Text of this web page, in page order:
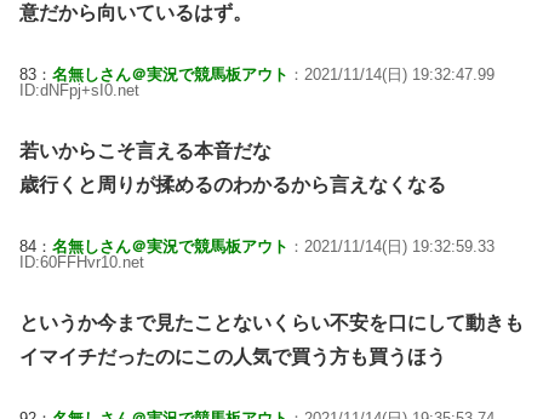
意だから向いているはず。
83： 名無しさん＠実況で競馬板アウト ：2021/11/14(日) 19:32:47.99
ID:dNFpj+sI0.net
若いからこそ言える本音だな
歳行くと周りが揉めるのわかるから言えなくなる
84： 名無しさん＠実況で競馬板アウト ：2021/11/14(日) 19:32:59.33
ID:60FFHvr10.net
というか今まで見たことないくらい不安を口にして動きも
イマイチだったのにこの人気で買う方も買うほう